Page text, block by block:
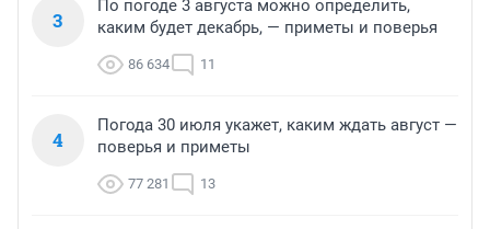
3
По погоде 3 августа можно определить,
каким будет декабрь, — приметы и поверья
86 634 11
4
Погода 30 июля укажет, каким ждать август —
поверья и приметы
77 281 13